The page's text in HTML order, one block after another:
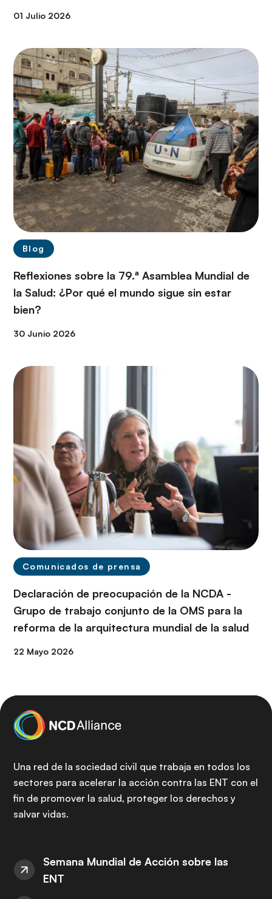
01 Julio 2026
Blog
Reflexiones sobre la 79.ª Asamblea Mundial de
la Salud: ¿Por qué el mundo sigue sin estar
bien?
30 Junio 2026
Comunicados de prensa
Declaración de preocupación de la NCDA -
Grupo de trabajo conjunto de la OMS para la
reforma de la arquitectura mundial de la salud
22 Mayo 2026
Una red de la sociedad civil que trabaja en todos los
sectores para acelerar la acción contra las ENT con el
fin de promover la salud, proteger los derechos y
salvar vidas.
Semana Mundial de Acción sobre las
ENT